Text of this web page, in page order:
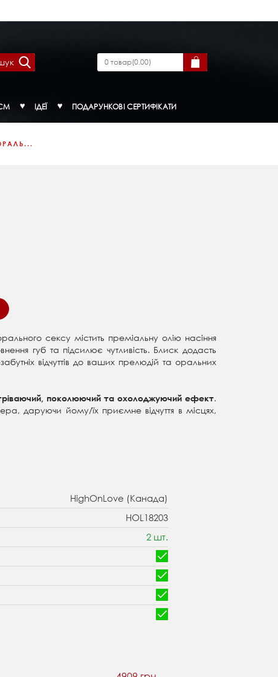
0товар(0.00)
ІДЕЇ ПОДАРУНКОВІ СЕРТИФІКАТИ
сексу містить преміальну олію насіння
губ та підсилює чутливість. Блиск додасть
відчуттів до ваших прелюдій та оральних
поколюючий та охолоджуючий ефект.
даруючи йому/їх приємне відчуття в місцях,
HighOnLove (Канада)
HOL18203
2 шт.